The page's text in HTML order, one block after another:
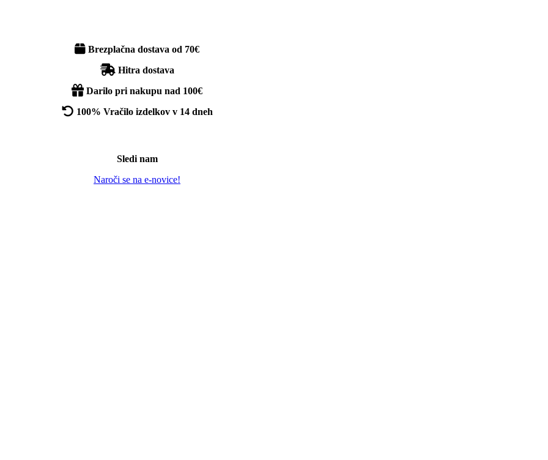
Brezplačna dostava od 70€
Hitra dostava
Darilo pri nakupu nad 100€
100% Vračilo izdelkov v 14 dneh
Sledi nam
Naroči se na e-novice!